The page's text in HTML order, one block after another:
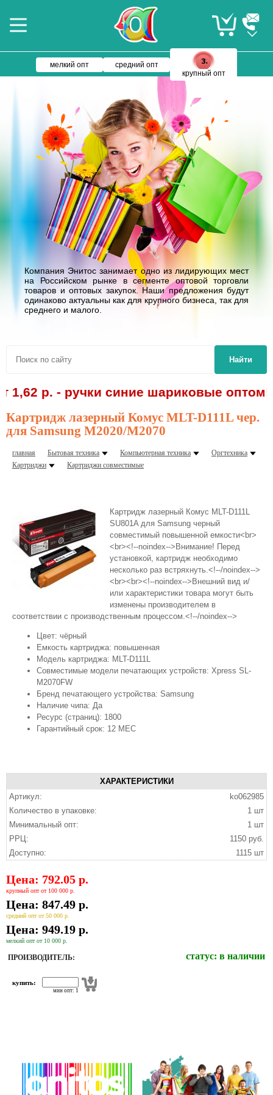
мелкий опт
средний опт
крупный опт
Компания Энитос занимает одно из лидирующих мест
на Российском рынке в сегменте оптовой торговли
товаров и оптовых закупок. Наши предложения будут
одинаково актуальны как для крупного бизнеса, так для
среднего и малого.
Найти
р. - ручки синие шариковые оптом!
Картридж лазерный Комус MLT-D111L чер.
для Samsung M2020/M2070
главная Бытовая техника Компьютерная техника
Оргтехника
Картриджи
Картриджи совместимые
Картридж лазерный Комус MLT-D111L
SU801A для Samsung черный
совместимый повышенной емкости<br>
<br><!--noindex-->Внимание! Перед
установкой, картридж необходимо
несколько раз встряхнуть.<!--/noindex-->
<br><br><!--noindex-->Внешний вид и/
или характеристики товара могут быть
изменены производителем в
соответствии с производственным процессом.<!--/noindex-->
Цвет: чёрный
Емкость картриджа: повышенная
Модель картриджа: MLT-D111L
Совместимые модели печатающих устройств: Xpress SL-
M2070FW
Бренд печатающего устройства: Samsung
Наличие чипа: Да
Ресурс (страниц): 1800
Гарантийный срок: 12 МЕС
ХАРАКТЕРИСТИКИ
Артикул:
ko062985
Количество в упаковке:
1 шт
Минимальный опт:
1 шт
РРЦ:
1150 руб.
Доступно:
1115 шт
Цена: 792.05 р.
крупный опт от 100 000 р.
Цена: 847.49 р.
средний опт от 50 000 р.
Цена: 949.19 р.
мелкий опт от 10 000 р.
ПРОИЗВОДИТЕЛЬ: статус: в наличии
купить:
мин опт: 1